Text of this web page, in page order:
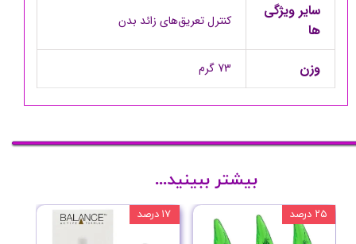
سایر ویژگی
ها
کنترل تعریق‌های زائد بدن
وزن 73 گرم
۱۷ درصد ۲۵ درصد
بیشتر ببینید...